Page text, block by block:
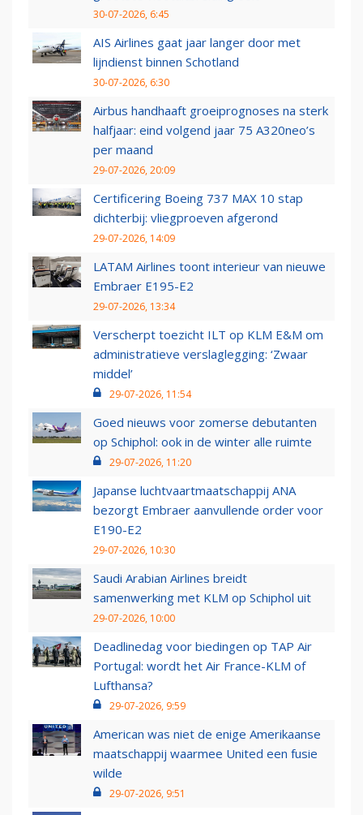
30-07-2026, 6:45
AIS Airlines gaat jaar langer door met
lijndienst binnen Schotland
30-07-2026, 6:30
Airbus handhaaft groeiprognoses na sterk
halfjaar: eind volgend jaar 75 A320neo’s
per maand
29-07-2026, 20:09
Certificering Boeing 737 MAX 10 stap
dichterbij: vliegproeven afgerond
29-07-2026, 14:09
LATAM Airlines toont interieur van nieuwe
Embraer E195-E2
29-07-2026, 13:34
Verscherpt toezicht ILT op KLM E&M om
administratieve verslaglegging: ‘Zwaar
middel’
29-07-2026, 11:54
Goed nieuws voor zomerse debutanten
op Schiphol: ook in de winter alle ruimte
29-07-2026, 11:20
Japanse luchtvaartmaatschappij ANA
bezorgt Embraer aanvullende order voor
E190-E2
29-07-2026, 10:30
Saudi Arabian Airlines breidt
samenwerking met KLM op Schiphol uit
29-07-2026, 10:00
Deadlinedag voor biedingen op TAP Air
Portugal: wordt het Air France-KLM of
Lufthansa?
29-07-2026, 9:59
American was niet de enige Amerikaanse
maatschappij waarmee United een fusie
wilde
29-07-2026, 9:51